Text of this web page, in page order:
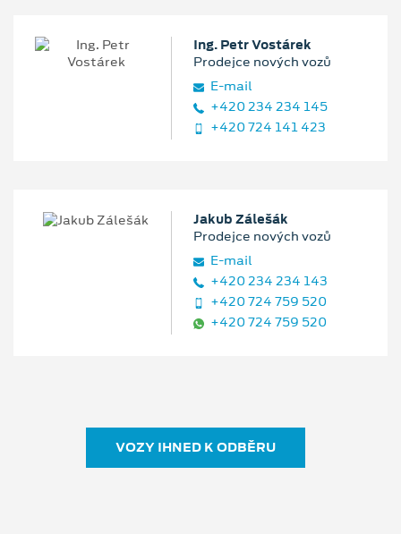
Ing. Petr Vostárek
Prodejce nových vozů
E‑mail
+420 234 234 145
+420 724 141 423
Jakub Zálešák
Prodejce nových vozů
E‑mail
+420 234 234 143
+420 724 759 520
+420 724 759 520
VOZY IHNED K ODBĚRU